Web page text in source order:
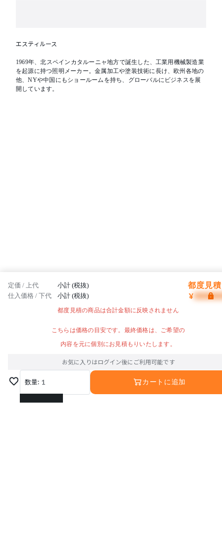
エスティルース
1969年、北スペインカタルーニャ地方で誕生した、工業用機械製造業
を起源に持つ照明メーカー。金属加工や塗装技術に長け、欧州各地の
他、NYや中国にもショールームを持ち、グローバルにビジネスを展
開しています。
定価 / 上代 小計 (税抜) 都度見
仕入価格 / 下代 小計 (税抜) ¥
都度見積の商品は合計金額に反映されません
こちらは価格の目安です。最終価格は、ご希望の
内容を元に個別にお見積もりいたします。
お気に入りはログイン後にご利用可能です
数量: 1
1
カートに追加